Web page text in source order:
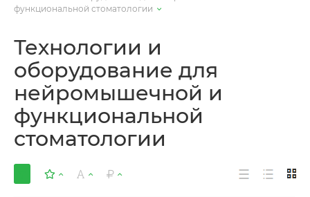
функциональной стоматологии
Технологии и
оборудование для
нейромышечной и
функциональной
стоматологии